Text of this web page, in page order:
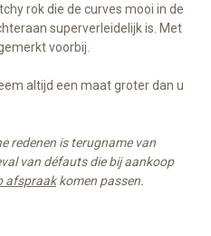
rok die de curves mooi in de
superverleidelijk is. Met
voorbij.
altijd een maat groter dan u
redenen is terugname van
van défauts die bij aankoop
afspraakkomen passen.